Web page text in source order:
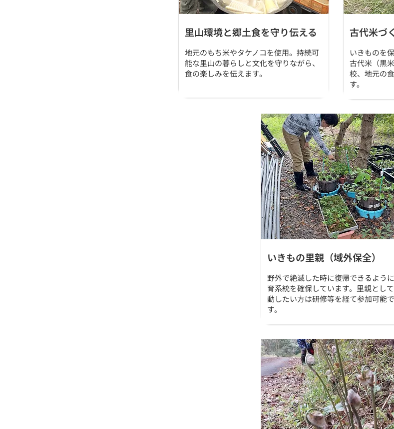
里山環境と郷土食を守り伝える
地元のもち米やタケノコを使用。持続可
能な里山の暮らしと文化を守りながら、
食の楽しみを伝えます。
古代米づ
いきものを
古代米（黒
校、地元の
す。
いきもの里親（域外保全）
野外で絶滅した時に復帰できるよう
育系統を確保しています。里親とし
動したい方は研修等を経て参加可能で
す。